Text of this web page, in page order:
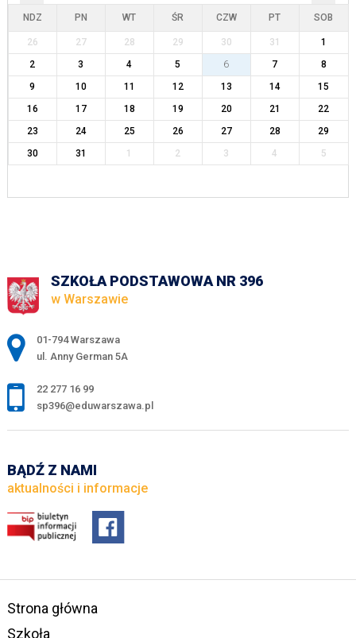
NDZ PN WT ŚR CZW PT SOB
26 27 28 29 30 31
1
2
3 4 5 6 7
8
9
10 11 12 13 14
15
16
17 18 19 20 21
22
23
24 25 26 27 28
29
30
31 1 2 3 4 5
SZKOŁA PODSTAWOWA NR 396
w Warszawie
Adres pocztowy:
01-794 Warszawa
ul. Anny German 5A
22 277 16 99
sp396@eduwarszawa.pl
BĄDŹ Z NAMI
aktualności i informacje
Strona główna
Szkoła